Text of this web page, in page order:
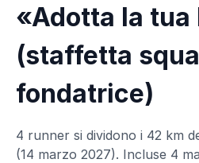
«Adotta la
(staffetta
fondatrice)
4 runner si dividono i 42 km
(14 marzo 2027). Incluse 4